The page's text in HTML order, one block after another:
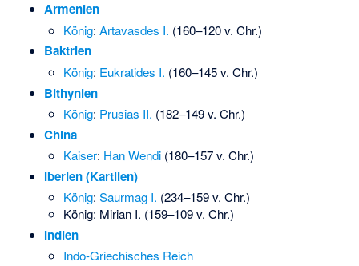
Armenien
König:Artavasdes I. (160–120 v. Chr.)
Baktrien
König: Eukratides I. (160–145 v. Chr.)
Bithynien
König: Prusias II. (182–149 v. Chr.)
China
Kaiser: Han Wendi (180–157 v. Chr.)
Iberien (Kartlien)
König:Saurmag I. (234–159 v. Chr.)
König: Mirian I. (159–109 v. Chr.)
Indien
Indo-Griechisches Reich